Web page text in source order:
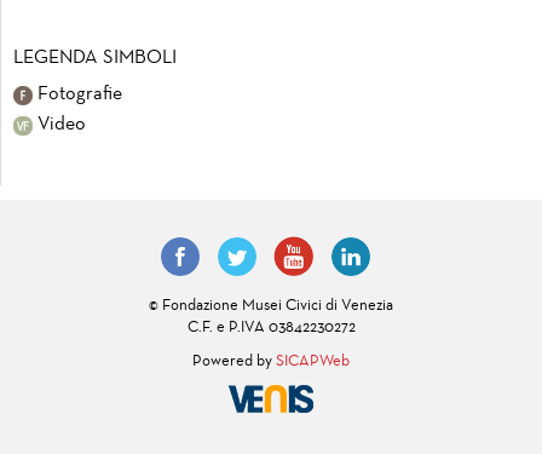
LEGENDA SIMBOLI
Fotografie
Video
© Fondazione Musei Civici di Venezia
C.F. e P.IVA 03842230272
Powered by SICAPWeb